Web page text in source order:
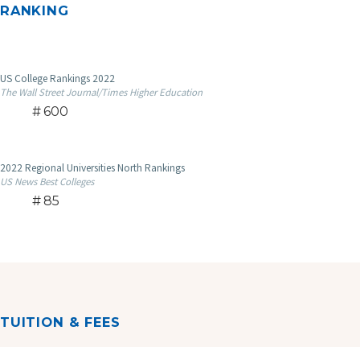
RANKING
US College Rankings 2022
The Wall Street Journal/Times Higher Education
600
2022 Regional Universities North Rankings
US News Best Colleges
85
TUITION & FEES